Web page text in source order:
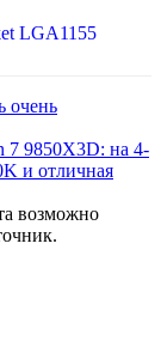
LGA1155
очень
9850X3D: на 4-
и отличная
возможно